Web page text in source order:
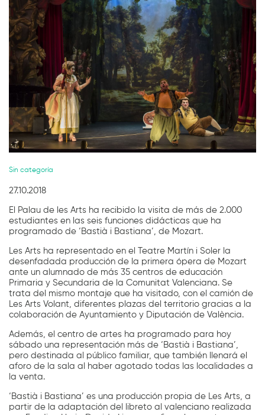
Sin categoría
27.10.2018
El Palau de les Arts ha recibido la visita de más de 2.000
estudiantes en las seis funciones didácticas que ha
programado de ‘Bastià i Bastiana’, de Mozart.
Les Arts ha representado en el Teatre Martín i Soler la
desenfadada producción de la primera ópera de Mozart
ante un alumnado de más 35 centros de educación
Primaria y Secundaria de la Comunitat Valenciana. Se
trata del mismo montaje que ha visitado, con el camión de
Les Arts Volant, diferentes plazas del territorio gracias a la
colaboración de Ayuntamiento y Diputación de València.
Además, el centro de artes ha programado para hoy
sábado una representación más de ‘Bastià i Bastiana’,
pero destinada al público familiar, que también llenará el
aforo de la sala al haber agotado todas las localidades a
la venta.
‘Bastià i Bastiana’ es una producción propia de Les Arts, a
partir de la adaptación del libreto al valenciano realizada